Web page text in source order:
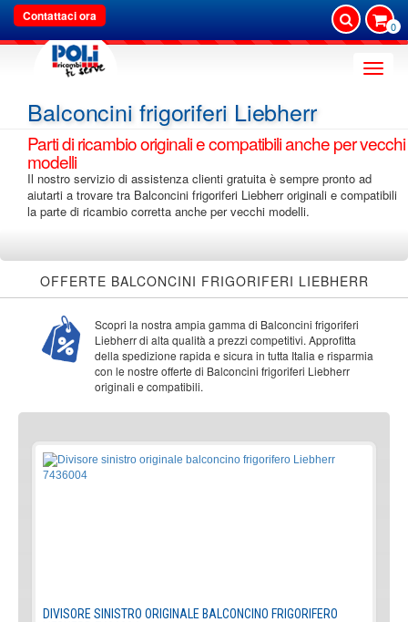
Contattaci ora
0
Toggle
Balconcini frigoriferi Liebherr
Parti di ricambio originali e compatibili anche per vecchi
modelli
Il nostro servizio di assistenza clienti gratuita è sempre pronto ad
aiutarti a trovare tra Balconcini frigoriferi Liebherr originali e compatibili
la parte di ricambio corretta anche per vecchi modelli.
OFFERTE BALCONCINI FRIGORIFERI LIEBHERR
Scopri la nostra ampia gamma di Balconcini frigoriferi
Liebherr di alta qualità a prezzi competitivi. Approfitta
della spedizione rapida e sicura in tutta Italia e risparmia
con le nostre offerte di Balconcini frigoriferi Liebherr
originali e compatibili.
DIVISORE SINISTRO ORIGINALE BALCONCINO FRIGORIFERO